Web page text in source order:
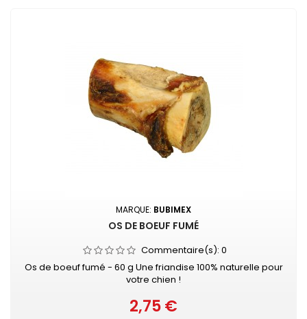
MARQUE: BUBIMEX
OS DE BOEUF FUMÉ
Commentaire(s): 0
Os de boeuf fumé - 60 g Une friandise 100% naturelle pour
votre chien !
Prix
2,75 €